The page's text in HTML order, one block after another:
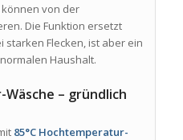
von der
Die Funktion ersetzt
starken Flecken, ist aber ein
Haushalt.
– gründlich
85°C Hochtemperatur-